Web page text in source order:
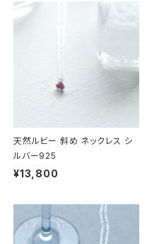
天然ルビー 斜め ネックレス シ
ルバー925
¥13,800